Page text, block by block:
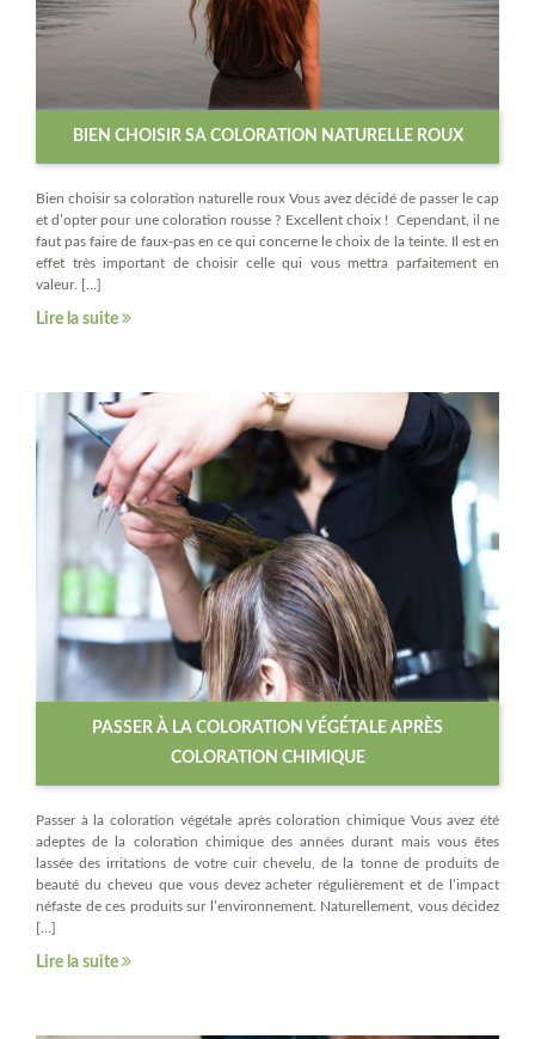
BIEN CHOISIR SA COLORATION NATURELLE ROUX
Bien choisir sa coloration naturelle roux Vous avez décidé de passer le cap
et d’opter pour une coloration rousse ? Excellent choix ! Cependant, il ne
faut pas faire de faux-pas en ce qui concerne le choix de la teinte. Il est en
effet très important de choisir celle qui vous mettra parfaitement en
valeur. […]
Lire la suite
PASSER À LA COLORATION VÉGÉTALE APRÈS
COLORATION CHIMIQUE
Passer à la coloration végétale après coloration chimique Vous avez été
adeptes de la coloration chimique des années durant mais vous êtes
lassée des irritations de votre cuir chevelu, de la tonne de produits de
beauté du cheveu que vous devez acheter régulièrement et de l’impact
néfaste de ces produits sur l’environnement. Naturellement, vous décidez
[…]
Lire la suite